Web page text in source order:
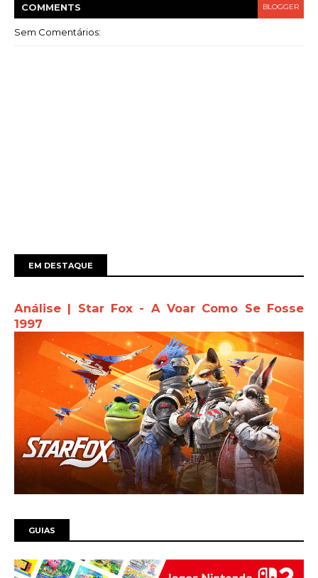
COMMENTS BLOGGER
Sem Comentários:
EM DESTAQUE
Análise | Star Fox - A Voar Como Se Fosse
1997
GUIAS